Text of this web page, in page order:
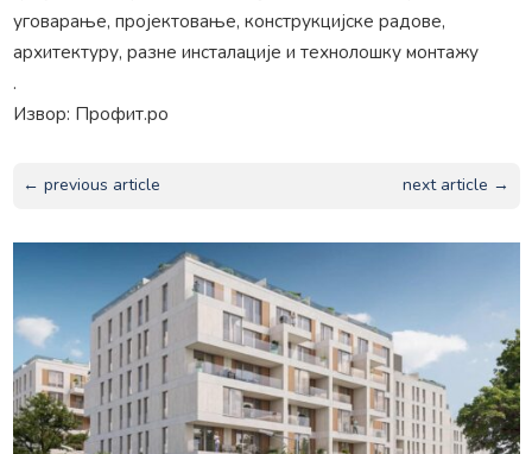
уговарање, пројектовање, конструкцијске радове,
архитектуру, разне инсталације и технолошку монтажу
.
Извор: Профит.ро
← previous article next article →